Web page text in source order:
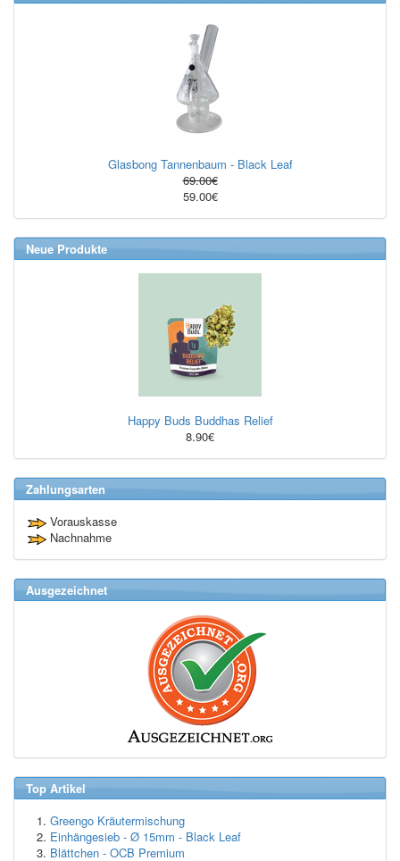
Glasbong Tannenbaum - Black Leaf
69.00€
59.00€
Neue Produkte
Happy Buds Buddhas Relief
8.90€
Zahlungsarten
Vorauskasse
Nachnahme
Ausgezeichnet
Top Artikel
Greengo Kräutermischung
Einhängesieb - Ø 15mm - Black Leaf
Blättchen - OCB Premium